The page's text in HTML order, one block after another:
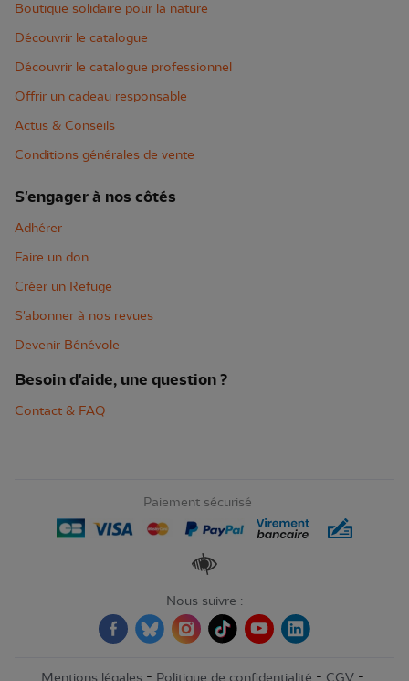
Boutique solidaire pour la nature
Découvrir le catalogue
Découvrir le catalogue professionnel
Offrir un cadeau responsable
Actus & Conseils
Conditions générales de vente
S'engager à nos côtés
Adhérer
Faire un don
Créer un Refuge
S'abonner à nos revues
Devenir Bénévole
Besoin d'aide, une question ?
Contact & FAQ
Paiement sécurisé
Renforcer les contrastes
Nous suivre :
Mentions légales - Politique de confidentialité - CGV -